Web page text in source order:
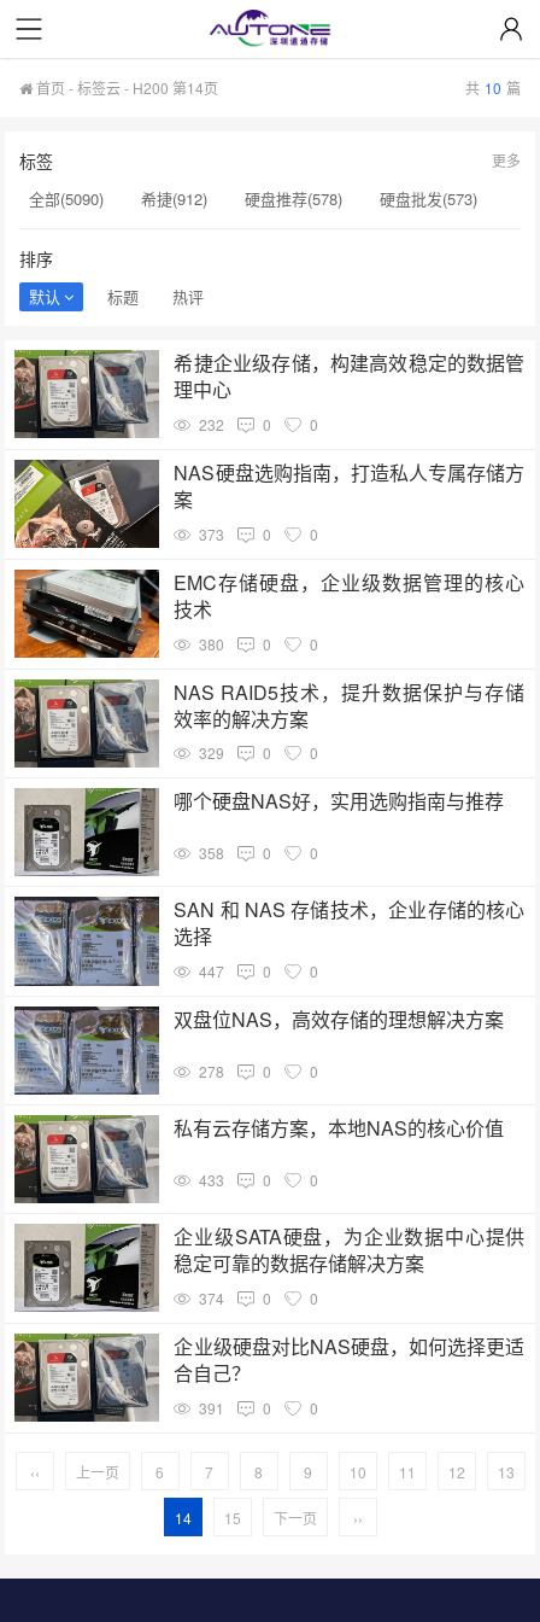
首页 -标签云- H200 第14页 共 10 篇
标签
全部(5090) 希捷(912) 硬盘推荐(578)
硬盘批发(573)
硬盘采购(474)
希捷硬盘(471)
硬盘批发价格(149)
固态硬盘(147)
硬盘真伪验证(147)
sata硬盘(146)
固态硬盘推荐(146)
希捷代理商(144)
nas硬盘(143) 硬盘维修(143)
更多
排序
默认 标题 热评
希捷企业级存储，构建高效稳定的数据管
理中心
232 0 0
NAS硬盘选购指南，打造私人专属存储方
案
373 0 0
EMC存储硬盘，企业级数据管理的核心
技术
380 0 0
NAS RAID5技术，提升数据保护与存储
效率的解决方案
329 0 0
哪个硬盘NAS好，实用选购指南与推荐
358 0 0
SAN 和 NAS 存储技术，企业存储的核心
选择
447 0 0
双盘位NAS，高效存储的理想解决方案
278 0 0
私有云存储方案，本地NAS的核心价值
433 0 0
企业级SATA硬盘，为企业数据中心提供
稳定可靠的数据存储解决方案
374 0 0
企业级硬盘对比NAS硬盘，如何选择更适
合自己？
391 0 0
‹‹ 上一页 6 7 8 9 10 11 12 13
14 15 下一页 ››